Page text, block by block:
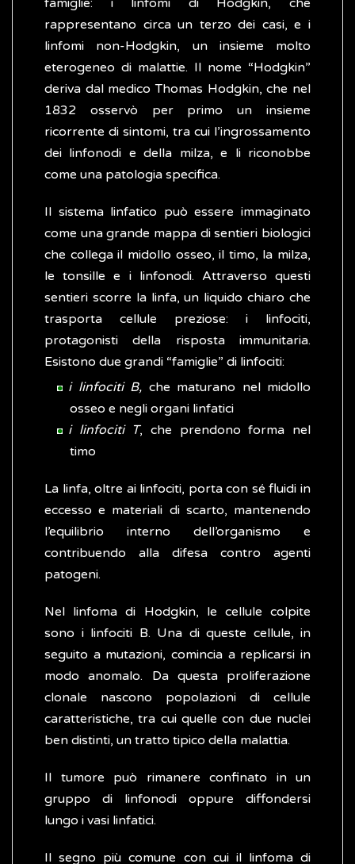
famiglie: i linfomi di Hodgkin, che
rappresentano circa un terzo dei casi, e i
linfomi non-Hodgkin, un insieme molto
eterogeneo di malattie. Il nome “Hodgkin”
deriva dal medico Thomas Hodgkin, che nel
1832 osservò per primo un insieme
ricorrente di sintomi, tra cui l’ingrossamento
dei linfonodi e della milza, e li riconobbe
come una patologia specifica.
Il sistema linfatico può essere immaginato
come una grande mappa di sentieri biologici
che collega il midollo osseo, il timo, la milza,
le tonsille e i linfonodi. Attraverso questi
sentieri scorre la linfa, un liquido chiaro che
trasporta cellule preziose: i linfociti,
protagonisti della risposta immunitaria.
Esistono due grandi “famiglie” di linfociti:
i linfociti B, che maturano nel midollo
osseo e negli organi linfatici
i linfociti T, che prendono forma nel
timo
La linfa, oltre ai linfociti, porta con sé fluidi in
eccesso e materiali di scarto, mantenendo
l’equilibrio interno dell’organismo e
contribuendo alla difesa contro agenti
patogeni.
Nel linfoma di Hodgkin, le cellule colpite
sono i linfociti B. Una di queste cellule, in
seguito a mutazioni, comincia a replicarsi in
modo anomalo. Da questa proliferazione
clonale nascono popolazioni di cellule
caratteristiche, tra cui quelle con due nuclei
ben distinti, un tratto tipico della malattia.
Il tumore può rimanere confinato in un
gruppo di linfonodi oppure diffondersi
lungo i vasi linfatici.
Il segno più comune con cui il linfoma di